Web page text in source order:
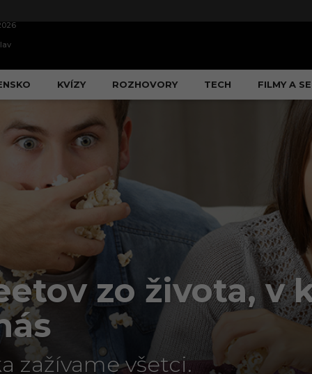
KVÍZY ROZHOVORY TECH FILMY A
zo života, v
zažívame všetci.